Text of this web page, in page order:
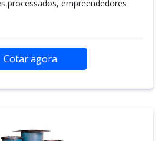
processados, empreendedores
Cotar agora